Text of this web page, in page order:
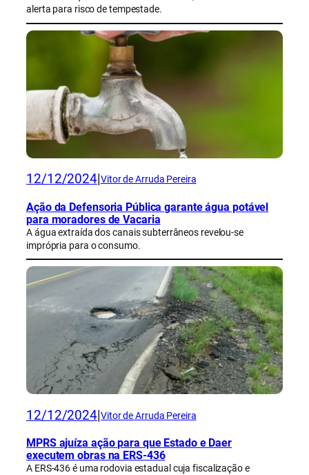
alerta para risco de tempestade.
12/12/2024 Vitor de Arruda Pereira
Ação da Defensoria Pública garante água potável
para moradores de Vacaria
A água extraída dos canais subterrâneos revelou-se
imprópria para o consumo.
12/12/2024 Vitor de Arruda Pereira
MPRS ajuíza ação para que Estado e Daer
executem obras na ERS-436
A ERS-436 é uma rodovia estadual cuja fiscalização e